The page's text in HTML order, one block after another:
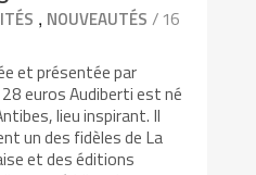
, NOUVEAUTÉS / 16
et présentée par
euros Audiberti est né
lieu inspirant. Il
un des fidèles de La
et des éditions